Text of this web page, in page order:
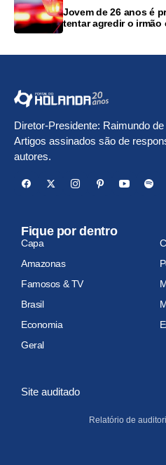
Jovem de 26 anos é
tentar agredir o irmão
Diretor-Presidente: Raimundo
Artigos assinados são de
autores.
Fique por dentro
Capa
Amazonas
Famosos & TV
Brasil
Economia
Geral
Site auditado
Relatório de